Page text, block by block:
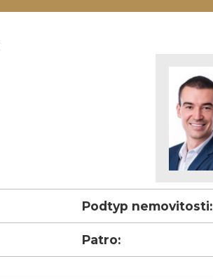
Podtyp nemovitosti:
Patro: